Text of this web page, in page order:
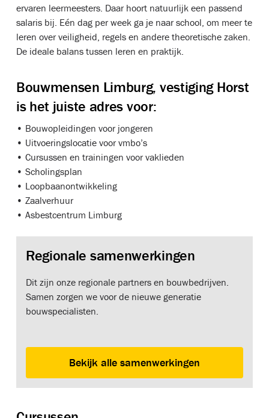
ervaren leermeesters. Daar hoort natuurlijk een passend
salaris bij. Eén dag per week ga je naar school, om meer te
leren over veiligheid, regels en andere theoretische zaken.
De ideale balans tussen leren en praktijk.
Bouwmensen Limburg, vestiging Horst
is het juiste adres voor:
• Bouwopleidingen voor jongeren
• Uitvoeringslocatie voor vmbo’s
• Cursussen en trainingen voor vaklieden
• Scholingsplan
• Loopbaanontwikkeling
• Zaalverhuur
• Asbestcentrum Limburg
Regionale samenwerkingen
Dit zijn onze regionale partners en bouwbedrijven.
Samen zorgen we voor de nieuwe generatie
bouwspecialisten.
Bekijk alle samenwerkingen